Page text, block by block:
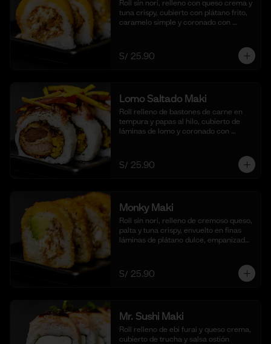
Roll sin nori, relleno con queso crema y
tuna crispy, cubierto con plátano frito,
caramelo simple y coronado con
S/ 25.90
Lomo Saltado Maki
Roll relleno de bastones de carne en
tempura y papas al hilo, cubierto de
láminas de lomo y coronado con
Acompañado de nuestra salsa shoyu.
(10 cortes)
S/ 25.90
Monky Maki
Roll sin nori, relleno de cremoso queso,
palta y tuna crispy, envuelto en finas
láminas de plátano dulce, empanizado
maracuyá y quinua crocante. (10
cortes).
S/ 25.90
Mr. Sushi Maki
Roll relleno de ebi furai y queso crema,
cubierto de trucha y salsa ostión